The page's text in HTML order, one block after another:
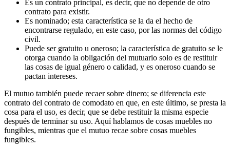
Es un contrato principal, es decir, que no depende de otro
contrato para existir.
Es nominado; esta característica se la da el hecho de
encontrarse regulado, en este caso, por las normas del código
civil.
Puede ser gratuito u oneroso; la característica de gratuito se le
otorga cuando la obligación del mutuario solo es de restituir
las cosas de igual género o calidad, y es oneroso cuando se
pactan intereses.
El mutuo también puede recaer sobre dinero; se diferencia este
contrato del contrato de comodato en que, en este último, se presta la
cosa para el uso, es decir, que se debe restituir la misma especie
después de terminar su uso. Aquí hablamos de cosas muebles no
fungibles, mientras que el mutuo recae sobre cosas muebles
fungibles.